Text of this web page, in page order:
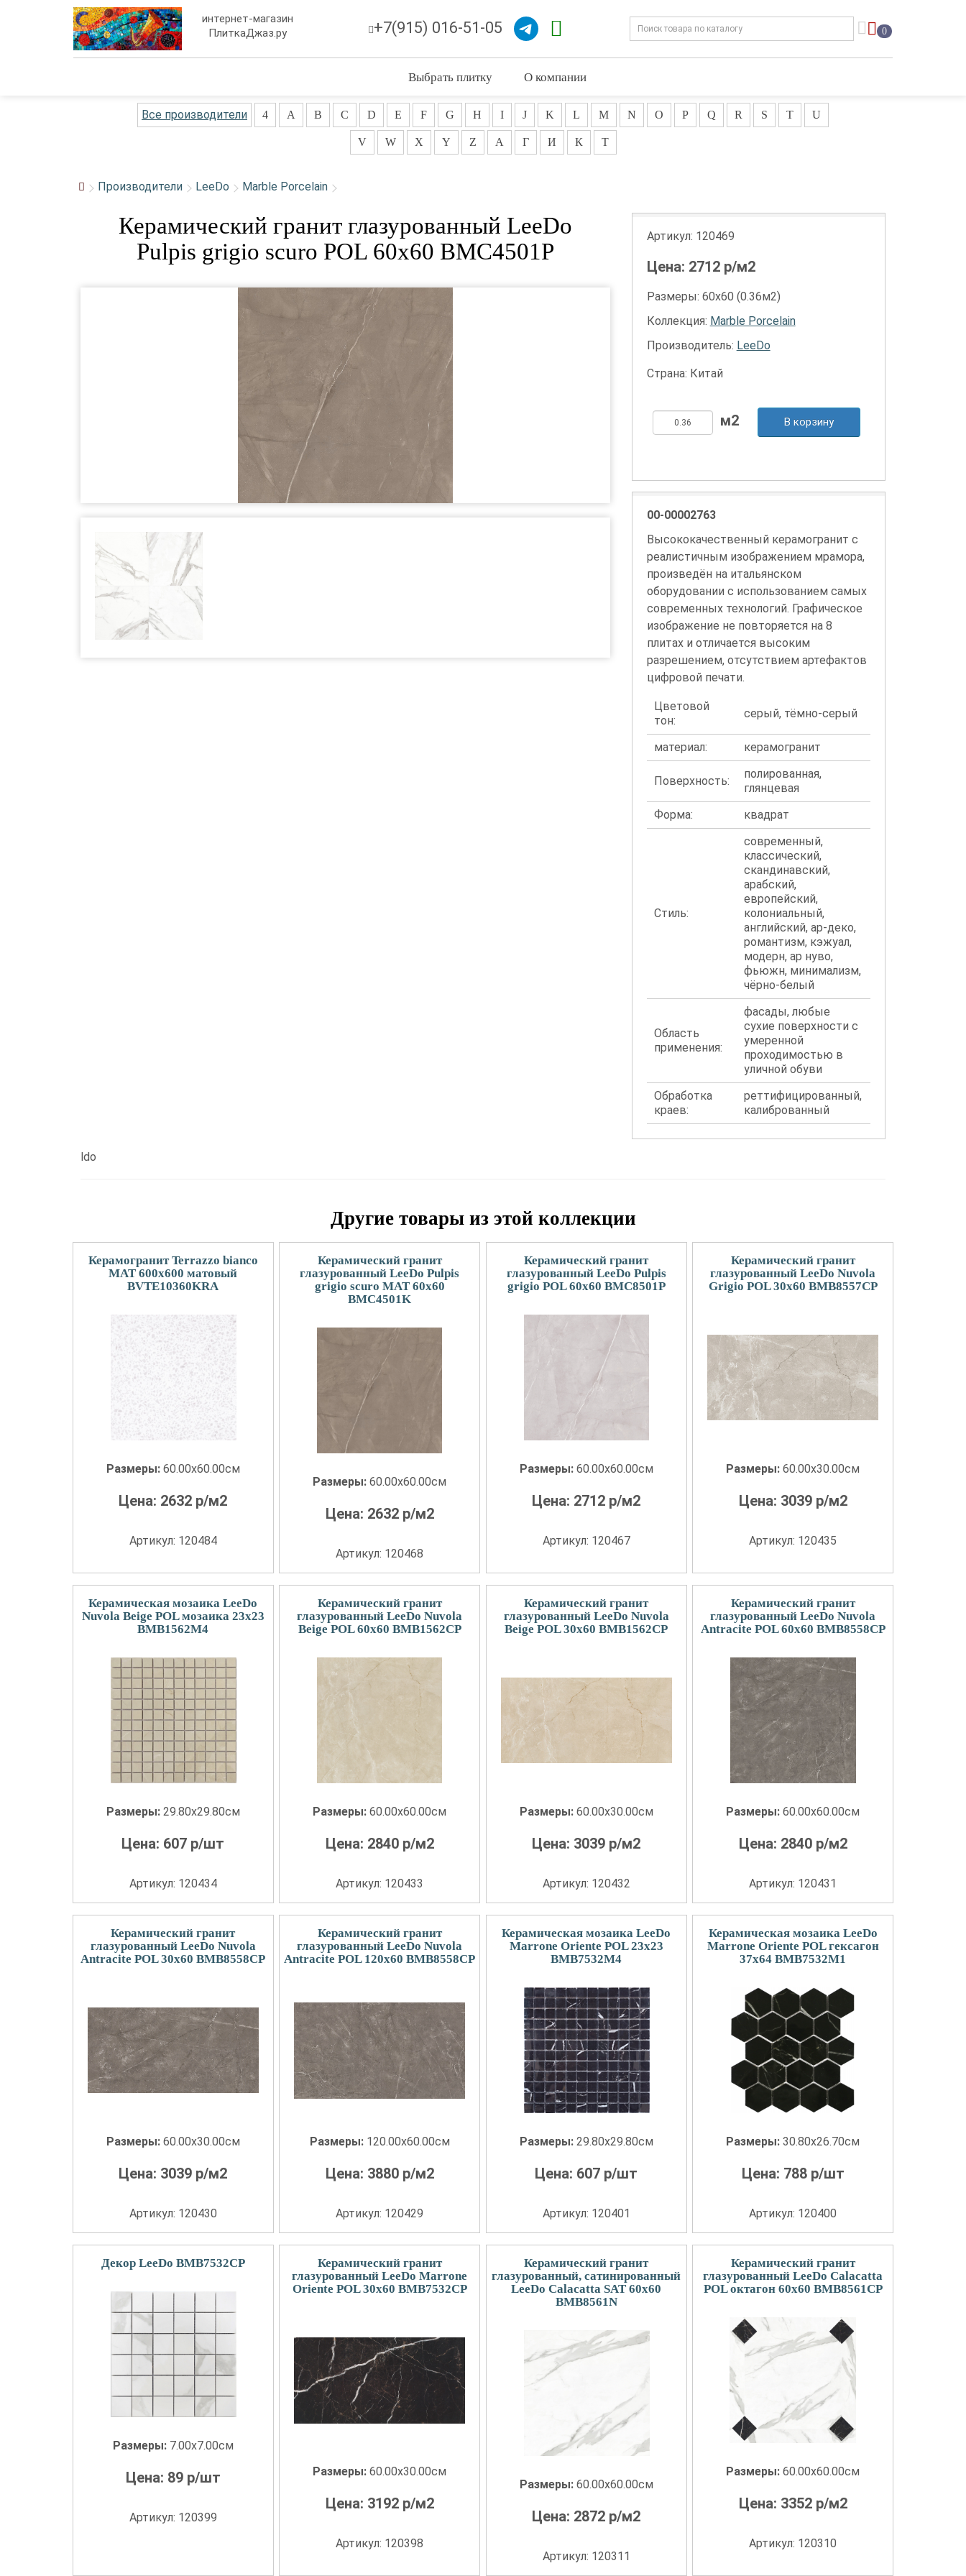
интернет-магазин
ПлиткаДжаз.ру
+7(915) 016-51-05 0
Выбрать плитку О компании
Все производители 4 A B C D E F G H I J K L M N O P Q R S T U
V W X Y Z А Г И К Т
Производители LeeDo Marble Porcelain
Керамический гранит глазурованный LeeDo
Pulpis grigio scuro POL 60x60 BMC4501P
Артикул: 120469
Цена: 2712р/м2
Размеры: 60х60 (0.36м2)
Коллекция: Marble Porcelain
Производитель: LeeDo
Страна: Китай
В корзину
00-00002763
Высококачественный керамогранит с
реалистичным изображением мрамора,
произведён на итальянском
оборудовании с использованием самых
современных технологий. Графическое
изображение не повторяется на 8
плитах и отличается высоким
разрешением, отсутствием артефактов
цифровой печати.
Цветовой
тон:
серый, тёмно-серый
материал: керамогранит
Поверхность:
полированная,
глянцевая
Форма:
квадрат
Стиль:
современный,
классический,
скандинавский,
арабский,
европейский,
колониальный,
английский, ар-деко,
романтизм, кэжуал,
модерн, ар нуво,
фьюжн, минимализм,
чёрно-белый
Область
применения:
фасады, любые
сухие поверхности с
умеренной
проходимостью в
уличной обуви
Обработка
краев:
реттифицированный,
калиброванный
ldo
Другие товары из этой коллекции
Керамогранит Terrazzo bianco
MAT 600х600 матовый
BVTE10360KRA
Размеры: 60.00x60.00см
Цена: 2632 р/м2
Артикул: 120484
Керамический гранит
глазурованный LeeDo Pulpis
grigio scuro MAT 60x60
BMC4501K
Размеры:60.00x60.00см
Цена: 2632р/м2
Артикул: 120468
Керамический гранит
глазурованный LeeDo Pulpis
grigio POL 60x60 BMC8501P
Размеры: 60.00x60.00см
Цена: 2712 р/м2
Артикул: 120467
Керамический гранит
глазурованный LeeDo Nuvola
Grigio POL 30x60 BMB8557CP
Размеры:60.00x30.00см
Цена: 3039р/м2
Артикул: 120435
Керамическая мозаика LeeDo
Nuvola Beige POL мозаика 23x23
BMB1562M4
Размеры: 29.80x29.80см
Цена: 607 р/шт
Артикул: 120434
Керамический гранит
глазурованный LeeDo Nuvola
Beige POL 60x60 BMB1562CP
Размеры:60.00x60.00см
Цена: 2840р/м2
Артикул: 120433
Керамический гранит
глазурованный LeeDo Nuvola
Beige POL 30x60 BMB1562CP
Размеры: 60.00x30.00см
Цена: 3039 р/м2
Артикул: 120432
Керамический гранит
глазурованный LeeDo Nuvola
Antracite POL 60x60 BMB8558CP
Размеры:60.00x60.00см
Цена: 2840р/м2
Артикул: 120431
Керамический гранит
глазурованный LeeDo Nuvola
Antracite POL 30x60 BMB8558CP
Размеры: 60.00x30.00см
Цена: 3039 р/м2
Артикул: 120430
Керамический гранит
глазурованный LeeDo Nuvola
Antracite POL 120x60 BMB8558CP
Размеры: 120.00x60.00см
Цена: 3880р/м2
Артикул: 120429
Керамическая мозаика LeeDo
Marrone Oriente POL 23x23
BMB7532M4
Размеры: 29.80x29.80см
Цена: 607 р/шт
Артикул: 120401
Керамическая мозаика LeeDo
Marrone Oriente POL гексагон
37x64 BMB7532M1
Размеры:30.80x26.70см
Цена: 788р/шт
Артикул: 120400
Декор LeeDo BMB7532CP
Размеры: 7.00x7.00см
Цена: 89р/шт
Артикул: 120399
Керамический гранит
глазурованный LeeDo Marrone
Oriente POL 30x60 BMB7532CP
Размеры:60.00x30.00см
Цена: 3192р/м2
Артикул: 120398
Керамический гранит
глазурованный, сатинированный
LeeDo Calacatta SAT 60x60
BMB8561N
Размеры: 60.00x60.00см
Цена: 2872 р/м2
Артикул: 120311
Керамический гранит
глазурованный LeeDo Calacatta
POL октагон 60x60 BMB8561CP
Размеры:60.00x60.00см
Цена: 3352р/м2
Артикул: 120310